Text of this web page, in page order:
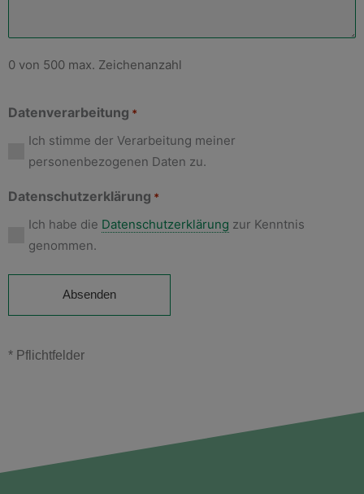
0 von 500 max. Zeichenanzahl
Datenverarbeitung *
Ich stimme der Verarbeitung meiner
personenbezogenen Daten zu.
Datenschutzerklärung *
Ich habe die Datenschutzerklärung zur Kenntnis
genommen.
* Pflichtfelder